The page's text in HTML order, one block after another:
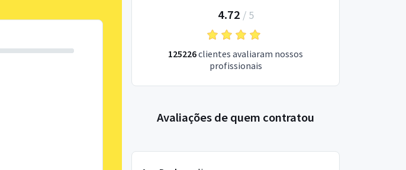
4.72 / 5
125226clientes avaliaram nossos
profissionais
Avaliações de quem contratou